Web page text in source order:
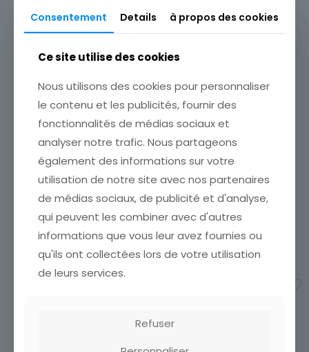
CARTE POSTALE FANTAISIE
DOLLARPRINZESSIN
ETAT VOIR SCAN Cumulez
vos achats en visitant ma
boutique afin de réduire
vos frais de port. Attendez
que nous ayons calculé les
[…]
4,50€
CARTE POSTALE FANTAISIE
ICH SCHNITT ES GERN IN
ALLE RINDEN EIN
ETAT VOIR SCAN Cumulez
vos achats en visitant ma
boutique afin de réduire
vos frais de port. Attendez
frais de port[…]
3,50€
Consentement Details à propos des cookies
Ce site utilise des cookies
Nous utilisons des cookies pour personnaliser
le contenu et les publicités, fournir des
fonctionnalités de médias sociaux et
analyser notre trafic. Nous partageons
également des informations sur votre
utilisation de notre site avec nos partenaires
de médias sociaux, de publicité et d'analyse,
qui peuvent les combiner avec d'autres
informations que vous leur avez fournies ou
qu'ils ont collectées lors de votre utilisation
de leurs services.
Refuser